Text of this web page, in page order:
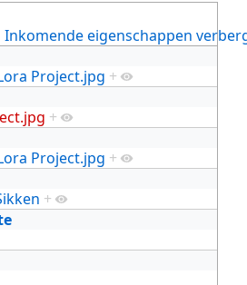
Inkomende eigenschappen
Project.jpg +
+
Project.jpg +
+